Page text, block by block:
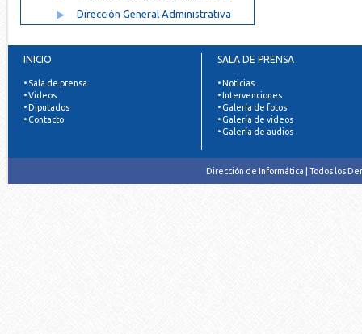
▶
Dirección General Administrativa
INICIO
• Sala de prensa
• Videos
• Diputados
• Contacto
SALA DE PRENSA
• Noticias
• Intervenciones
• Galería de fotos
• Galería de videos
• Galería de audios
Dirección de Informática | Todos los